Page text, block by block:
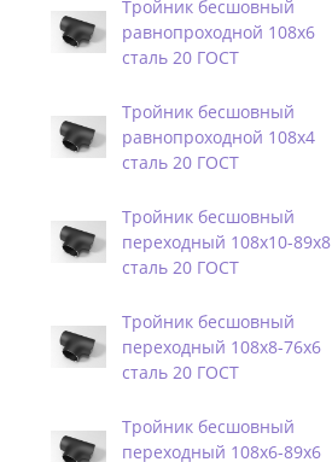
Тройник бесшовный
равнопроходной 108х6
сталь 20 ГОСТ
Тройник бесшовный
равнопроходной 108х4
сталь 20 ГОСТ
Тройник бесшовный
переходный 108х10-89х8
сталь 20 ГОСТ
Тройник бесшовный
переходный 108х8-76х6
сталь 20 ГОСТ
Тройник бесшовный
переходный 108х6-89х6